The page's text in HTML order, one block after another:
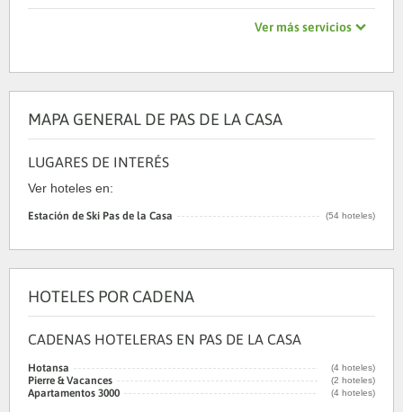
Ver más servicios
MAPA GENERAL DE PAS DE LA CASA
LUGARES DE INTERÉS
Ver hoteles en:
Estación de Ski Pas de la Casa (54 hoteles)
HOTELES POR CADENA
CADENAS HOTELERAS EN PAS DE LA CASA
Hotansa (4 hoteles)
Pierre & Vacances (2 hoteles)
Apartamentos 3000 (4 hoteles)